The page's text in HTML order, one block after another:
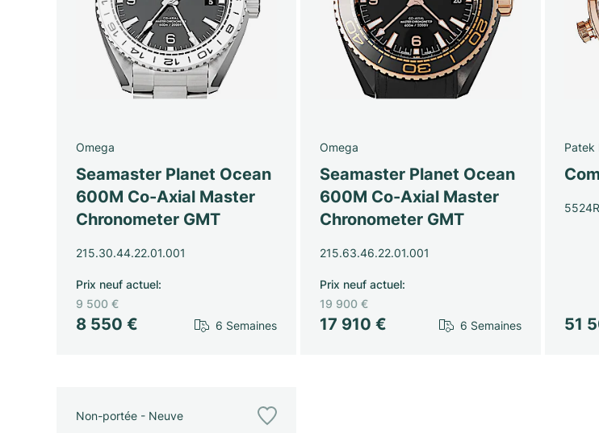
Omega
Seamaster Planet Ocean
600M Co-Axial Master
Chronometer GMT
215.30.44.22.01.001
8 550 €
Prix neuf actuel:
9 500 €
6 Semaines
Omega
Seamaster Planet Ocean
600M Co-Axial Master
Chronometer GMT
215.63.46.22.01.001
17 910 €
Prix neuf actuel:
19 900 €
6 Semaines
Patek
51
Non-portée - Neuve